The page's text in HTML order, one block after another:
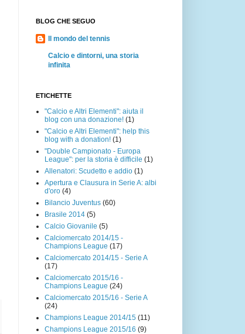
BLOG CHE SEGUO
Il mondo del tennis
Calcio e dintorni, una storia
infinita
ETICHETTE
"Calcio e Altri Elementi": aiuta il
blog con una donazione! (1)
"Calcio e Altri Elementi": help this
blog with a donation! (1)
"Double Campionato - Europa
League": per la storia è difficile (1)
Allenatori: Scudetto e addio (1)
Apertura e Clausura in Serie A: albi
d'oro (4)
Bilancio Juventus (60)
Brasile 2014 (5)
Calcio Giovanile (5)
Calciomercato 2014/15 -
Champions League (17)
Calciomercato 2014/15 - Serie A
(17)
Calciomercato 2015/16 -
Champions League (24)
Calciomercato 2015/16 - Serie A
(24)
Champions League 2014/15 (11)
Champions League 2015/16 (9)